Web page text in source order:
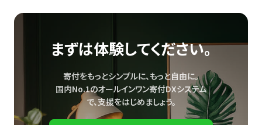
まずは体験してください。
寄付をもっとシンプルに、もっと自由に。
国内No.1のオールインワン寄付DXシステム
で、支援をはじめましょう。